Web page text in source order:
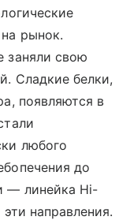
рынок.
заняли свою
Сладкие белки,
появляются в
любого
до
— линейка Hi-
направления.